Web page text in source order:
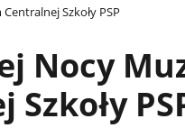
Szkoły PSP
Nocy